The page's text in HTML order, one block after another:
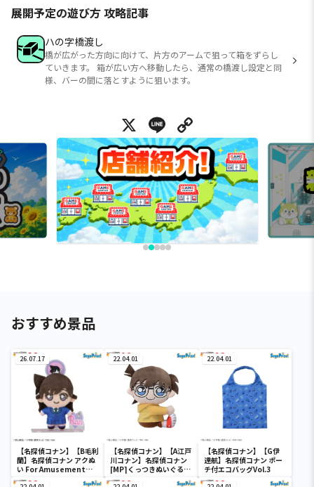
展開予定の遊び方 攻略記事
ハの字橋渡し
橋が広がった方向に向けて、片方のアームで狙って箱をずらし
ていきます。 箱が広い方へ移動したら、通常の橋渡し設定と同
様、バーの間に落とすように狙います。
X Line
おすすめ景品
26.07.17
【名探偵コナン】【B毛利
蘭】名探偵コナン アクぬ
い For Amusement
Vol.1（EX）
22.04.01
【名探偵コナン】【A江戸
川コナン】名探偵コナン
[MP]くっつきぬいぐる
み“コナン&降谷&高木&
22.04.01
【名探偵コナン】【G伊
達航】名探偵コナン ポー
チ付エコバッグVol.3